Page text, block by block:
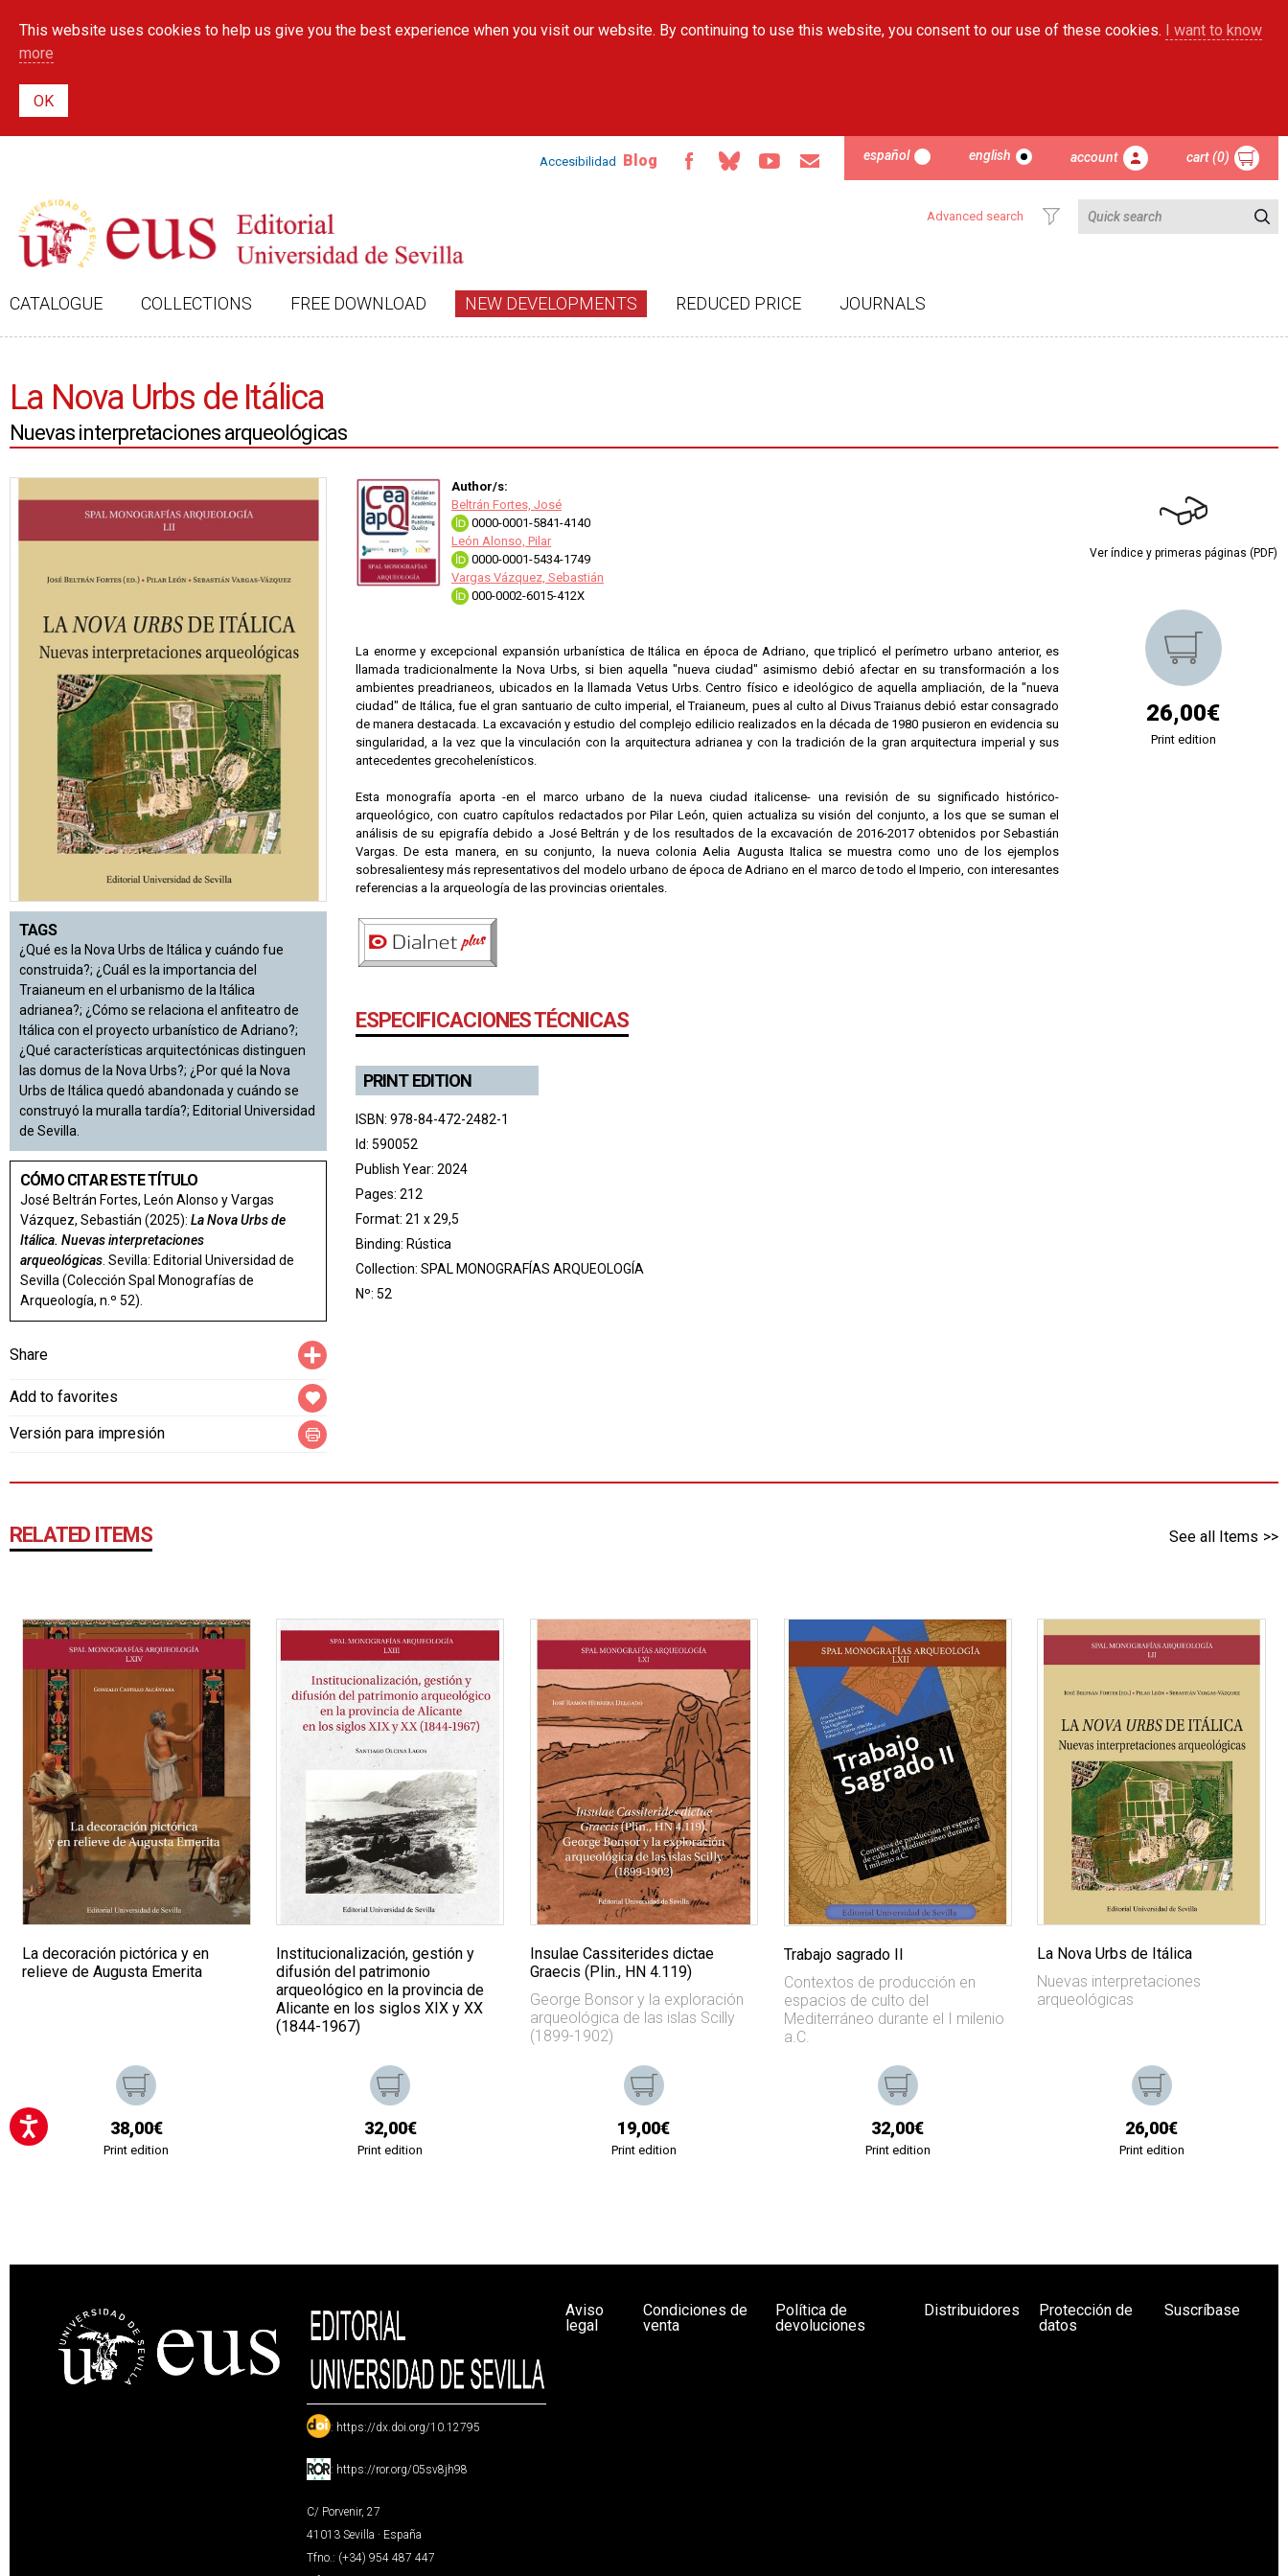
main
This website uses cookies to help us give you the best experience when you visit our website. By continuing to use this website, you consent to our use of these cookies. I want to know
more
Accesibilidad Blog español english account cart (0)
Advanced search
CATALOGUE COLLECTIONS FREE DOWNLOAD NEW DEVELOPMENTS REDUCED PRICE JOURNALS
La Nova Urbs de Itálica
Nuevas interpretaciones arqueológicas
TAGS
¿Qué es la Nova Urbs de Itálica y cuándo fue
construida?; ¿Cuál es la importancia del
Traianeum en el urbanismo de la Itálica
adrianea?; ¿Cómo se relaciona el anfiteatro de
Itálica con el proyecto urbanístico de Adriano?;
¿Qué características arquitectónicas distinguen
las domus de la Nova Urbs?; ¿Por qué la Nova
Urbs de Itálica quedó abandonada y cuándo se
construyó la muralla tardía?; Editorial Universidad
de Sevilla.
CÓMO CITAR ESTE TÍTULO
José Beltrán Fortes, León Alonso y Vargas
Vázquez, Sebastián (2025): La Nova Urbs de
Itálica. Nuevas interpretaciones
arqueológicas. Sevilla: Editorial Universidad de
Sevilla (Colección Spal Monografías de
Arqueología, n.º 52).
Share
Add to favorites
Versión para impresión
Author/s:
Beltrán Fortes, José
0000-0001-5841-4140
León Alonso, Pilar
0000-0001-5434-1749
Vargas Vázquez, Sebastián
000-0002-6015-412X
La enorme y excepcional expansión urbanística de Itálica en época de Adriano, que triplicó el perímetro urbano anterior, es
llamada tradicionalmente la Nova Urbs, si bien aquella "nueva ciudad" asimismo debió afectar en su transformación a los
ambientes preadrianeos, ubicados en la llamada Vetus Urbs. Centro físico e ideológico de aquella ampliación, de la "nueva
ciudad" de Itálica, fue el gran santuario de culto imperial, el Traianeum, pues al culto al Divus Traianus debió estar consagrado
de manera destacada. La excavación y estudio del complejo edilicio realizados en la década de 1980 pusieron en evidencia su
singularidad, a la vez que la vinculación con la arquitectura adrianea y con la tradición de la gran arquitectura imperial y sus
antecedentes grecohelenísticos.
Esta monografía aporta -en el marco urbano de la nueva ciudad italicense- una revisión de su significado histórico-
arqueológico, con cuatro capítulos redactados por Pilar León, quien actualiza su visión del conjunto, a los que se suman el
análisis de su epigrafía debido a José Beltrán y de los resultados de la excavación de 2016-2017 obtenidos por Sebastián
Vargas. De esta manera, en su conjunto, la nueva colonia Aelia Augusta Italica se muestra como uno de los ejemplos
sobresalientesy más representativos del modelo urbano de época de Adriano en el marco de todo el Imperio, con interesantes
referencias a la arqueología de las provincias orientales.
ESPECIFICACIONES TÉCNICAS
PRINT EDITION
ISBN: 978-84-472-2482-1
Id: 590052
Publish Year: 2024
Pages: 212
Format: 21 x 29,5
Binding: Rústica
Collection: SPAL MONOGRAFÍAS ARQUEOLOGÍA
Nº: 52
Ver índice y primeras páginas (PDF)
26,00€
Print edition
RELATED ITEMS See all Items
La decoración pictórica y en
relieve de Augusta Emerita
38,00€
Print edition
Institucionalización, gestión y
difusión del patrimonio
arqueológico en la provincia de
Alicante en los siglos XIX y XX
(1844-1967)
32,00€
Print edition
Insulae Cassiterides dictae
Graecis (Plin., HN 4.119)
George Bonsor y la exploración
arqueológica de las islas Scilly
(1899-1902)
19,00€
Print edition
Trabajo sagrado II
Contextos de producción en
espacios de culto del
Mediterráneo durante el I milenio
a.C.
32,00€
Print edition
La Nova Urbs de Itálica
Nuevas interpretaciones
arqueológicas
26,00€
Print edition
: https://dx.doi.org/10.12795
: https://ror.org/05sv8jh98
C/ Porvenir, 27
41013 Sevilla · España
Tfno.: (+34) 954 487 447
Aviso
legal
Condiciones de
venta
Política de
devoluciones
Distribuidores
Protección de
datos
Suscríbase